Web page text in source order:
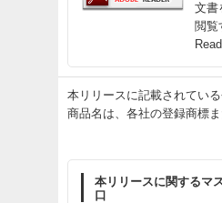
文書
閲覧
本リリースに記載されている
商品名は、各社の登録商標ま
本リリースに関するマ
口